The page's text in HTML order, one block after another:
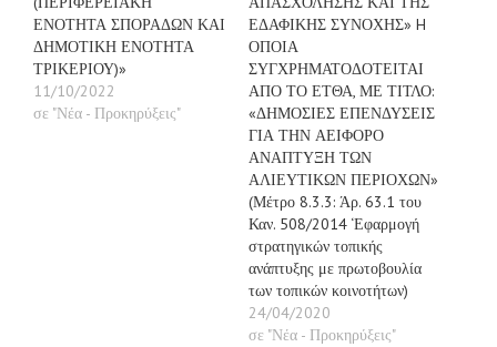
ΕΝΟΤΗΤΑ ΣΠΟΡΑΔΩΝ ΚΑΙ
ΔΗΜΟΤΙΚΗ ΕΝΟΤΗΤΑ
ΤΡΙΚΕΡΙΟΥ)»
11/10/2022
σε "Νέα - Προκηρύξεις"
ΕΔΑΦΙΚΗΣ ΣΥΝΟΧΗΣ» H
ΟΠΟΙΑ
ΣΥΓΧΡΗΜΑΤΟΔΟΤΕΙΤΑΙ
ΑΠΟ ΤΟ ΕΤΘΑ, ΜΕ ΤΙΤΛΟ:
«ΔΗΜΟΣΙΕΣ ΕΠΕΝΔΥΣΕΙΣ
ΓΙΑ ΤΗΝ ΑΕΙΦΟΡΟ
ΑΝΑΠΤΥΞΗ ΤΩΝ
ΑΛΙΕΥΤΙΚΩΝ ΠΕΡΙΟΧΩΝ»
(Μέτρο 8.3.3: Άρ. 63.1 του
Καν. 508/2014 ‘Εφαρμογή
στρατηγικών τοπικής
ανάπτυξης με πρωτοβουλία
των τοπικών κοινοτήτων)
24/04/2020
σε "Νέα - Προκηρύξεις"